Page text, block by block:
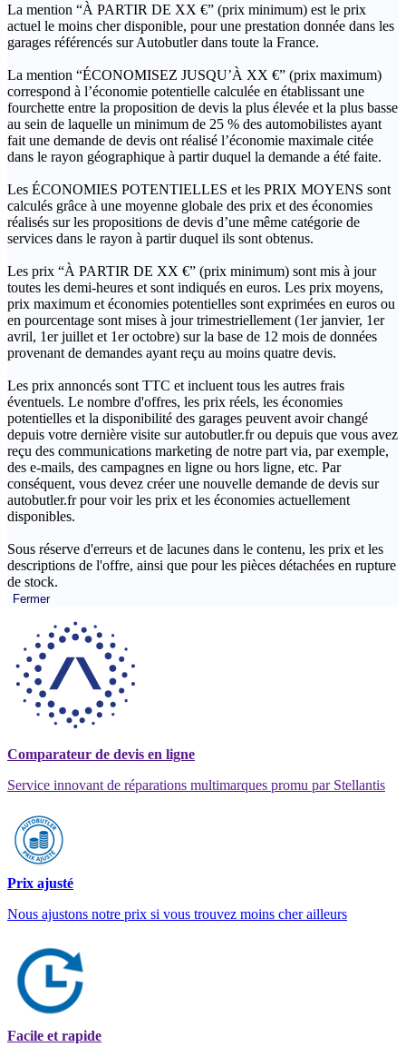
La mention “À PARTIR DE XX €” (prix minimum) est le prix
actuel le moins cher disponible, pour une prestation donnée dans les
garages référencés sur Autobutler dans toute la France.
La mention “ÉCONOMISEZ JUSQU’À XX €” (prix maximum)
correspond à l’économie potentielle calculée en établissant une
fourchette entre la proposition de devis la plus élevée et la plus basse
au sein de laquelle un minimum de 25 % des automobilistes ayant
fait une demande de devis ont réalisé l’économie maximale citée
dans le rayon géographique à partir duquel la demande a été faite.
Les ÉCONOMIES POTENTIELLES et les PRIX MOYENS sont
calculés grâce à une moyenne globale des prix et des économies
réalisés sur les propositions de devis d’une même catégorie de
services dans le rayon à partir duquel ils sont obtenus.
Les prix “À PARTIR DE XX €” (prix minimum) sont mis à jour
toutes les demi-heures et sont indiqués en euros. Les prix moyens,
prix maximum et économies potentielles sont exprimées en euros ou
en pourcentage sont mises à jour trimestriellement (1er janvier, 1er
avril, 1er juillet et 1er octobre) sur la base de 12 mois de données
provenant de demandes ayant reçu au moins quatre devis.
Les prix annoncés sont TTC et incluent tous les autres frais
éventuels. Le nombre d'offres, les prix réels, les économies
potentielles et la disponibilité des garages peuvent avoir changé
depuis votre dernière visite sur autobutler.fr ou depuis que vous avez
reçu des communications marketing de notre part via, par exemple,
des e-mails, des campagnes en ligne ou hors ligne, etc. Par
conséquent, vous devez créer une nouvelle demande de devis sur
autobutler.fr pour voir les prix et les économies actuellement
disponibles.
Sous réserve d'erreurs et de lacunes dans le contenu, les prix et les
descriptions de l'offre, ainsi que pour les pièces détachées en rupture
de stock.
Fermer
Comparateur de devis en ligne
Service innovant de réparations multimarques promu par Stellantis
Prix ajusté
Nous ajustons notre prix si vous trouvez moins cher ailleurs
Facile et rapide